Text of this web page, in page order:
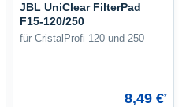
JBL UniClear FilterPad
F15-120/250
für CristalProfi 120 und 250
8,49 €*